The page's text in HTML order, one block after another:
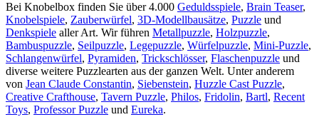
Bei Knobelbox finden Sie über 4.000 Geduldsspiele, Brain Teaser,
Knobelspiele, Zauberwürfel, 3D-Modellbausätze, Puzzle und
Denkspiele aller Art. Wir führen Metallpuzzle, Holzpuzzle,
Bambuspuzzle, Seilpuzzle, Legepuzzle, Würfelpuzzle, Mini-Puzzle,
Schlangenwürfel, Pyramiden, Trickschlösser, Flaschenpuzzle und
diverse weitere Puzzlearten aus der ganzen Welt. Unter anderem
von Jean Claude Constantin, Siebenstein, Huzzle Cast Puzzle,
Creative Crafthouse, Tavern Puzzle, Philos, Fridolin, Bartl, Recent
Toys, Professor Puzzle und Eureka.